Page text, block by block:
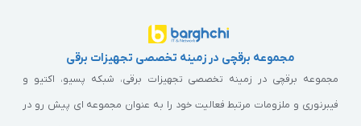
مجموعه برقچی در زمینه تخصصی تجهیزات برقی
مجموعه برقچی در زمینه تخصصی تجهیزات برقی، شبکه پسیو، اکتیو و
فیبرنوری و ملزومات مرتبط فعالیت خود را به عنوان مجموعه ای پیش رو در